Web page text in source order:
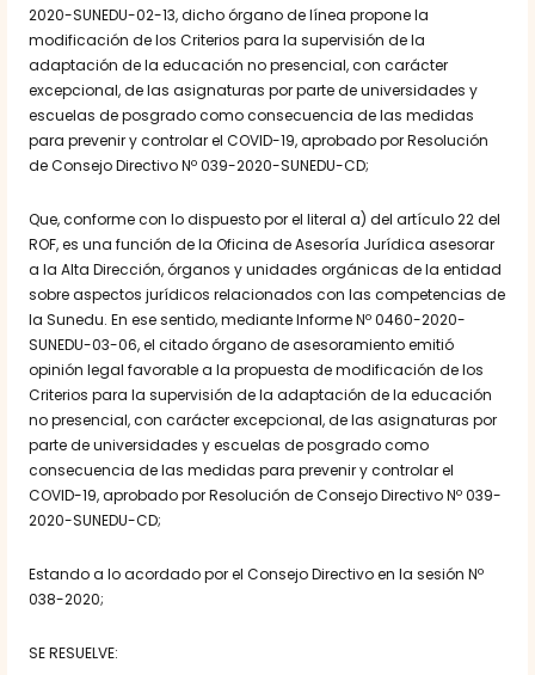
2020-SUNEDU-02-13, dicho órgano de línea propone la
modificación de los Criterios para la supervisión de la
adaptación de la educación no presencial, con carácter
excepcional, de las asignaturas por parte de universidades y
escuelas de posgrado como consecuencia de las medidas
para prevenir y controlar el COVID-19, aprobado por Resolución
de Consejo Directivo Nº 039-2020-SUNEDU-CD;
Que, conforme con lo dispuesto por el literal a) del artículo 22 del
ROF, es una función de la Oficina de Asesoría Jurídica asesorar
a la Alta Dirección, órganos y unidades orgánicas de la entidad
sobre aspectos jurídicos relacionados con las competencias de
la Sunedu. En ese sentido, mediante Informe Nº 0460-2020-
SUNEDU-03-06, el citado órgano de asesoramiento emitió
opinión legal favorable a la propuesta de modificación de los
Criterios para la supervisión de la adaptación de la educación
no presencial, con carácter excepcional, de las asignaturas por
parte de universidades y escuelas de posgrado como
consecuencia de las medidas para prevenir y controlar el
COVID-19, aprobado por Resolución de Consejo Directivo Nº 039-
2020-SUNEDU-CD;
Estando a lo acordado por el Consejo Directivo en la sesión Nº
038-2020;
SE RESUELVE: